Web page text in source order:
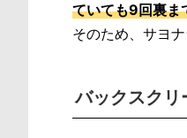
ていても9回裏ま
そのため、サヨ
バックスクリ